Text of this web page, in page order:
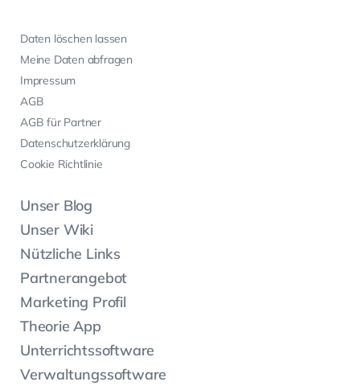
Daten löschen lassen
Meine Daten abfragen
Impressum
AGB
AGB für Partner
Datenschutzerklärung
Cookie Richtlinie
Unser Blog
Unser Wiki
Nützliche Links
Partnerangebot
Marketing Profil
Theorie App
Unterrichtssoftware
Verwaltungssoftware